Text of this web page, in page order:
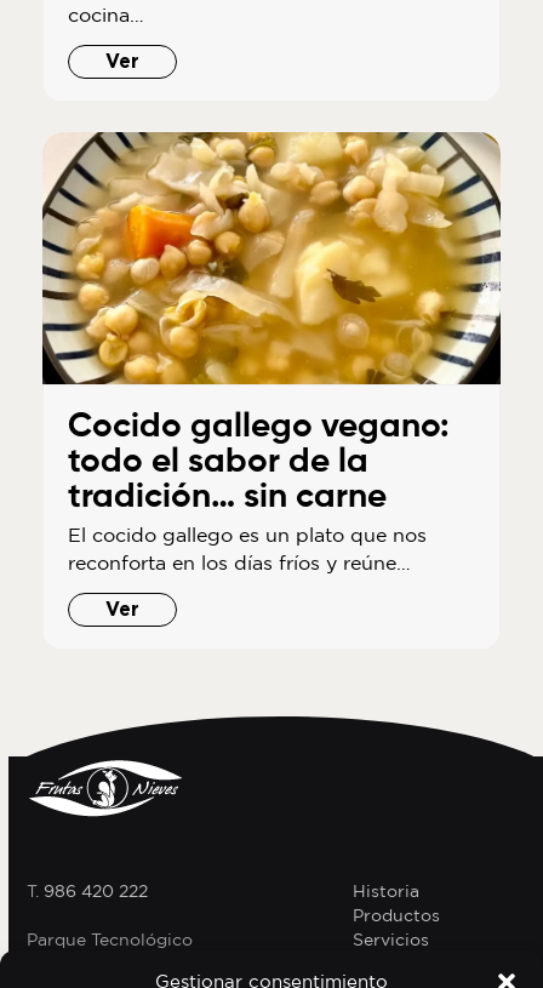
Gestionar consentimiento
cocina…
Ver
Cocido gallego vegano:
todo el sabor de la
tradición… sin carne
El cocido gallego es un plato que nos
reconforta en los días fríos y reúne…
Ver
T. 986 420 222
Parque Tecnológico
Historia
Productos
Servicios